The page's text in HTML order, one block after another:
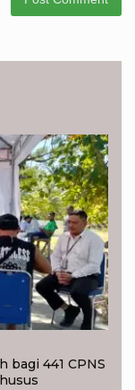
bagi 441 CPNS